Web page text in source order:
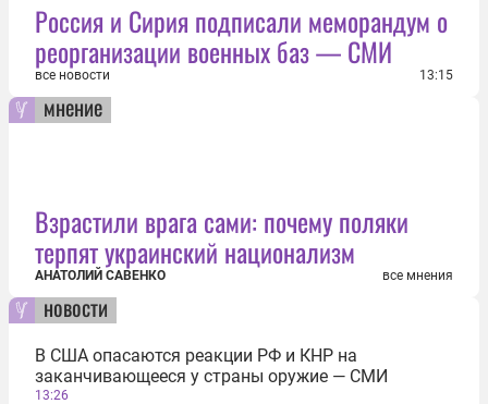
Россия и Сирия подписали меморандум о
реорганизации военных баз — СМИ
все новости 13:15
мнение
Взрастили врага сами: почему поляки
терпят украинский национализм
АНАТОЛИЙ САВЕНКО все мнения
новости
В США опасаются реакции РФ и КНР на
заканчивающееся у страны оружие — СМИ
13:26